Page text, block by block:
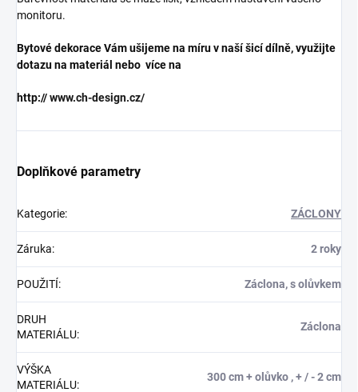
monitoru.
Bytové dekorace Vám ušijeme na míru v naší šicí dílně, využijte
dotazu na materiál nebo více na
http://www.ch-design.cz/
Doplňkové parametry
Kategorie: ZÁCLONY
Záruka: 2 roky
POUŽITÍ: Záclona, s olůvkem
DRUH
MATERIÁLU:
Záclona
VÝŠKA
MATERIÁLU:
300 cm + olůvko , + / - 2 cm